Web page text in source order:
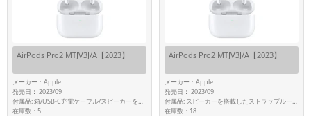
AirPods Pro2 MTJV3J/A【2023】
メーカー：Apple
発売日： 2023/09
付属品: 箱/USB-C充電ケーブル/スピーカーを搭載したストラップループ付きMagSafe充電ケース(USB-C)/シリコーン製イヤーチップ(XS/S/M/L)/マニュアル
在庫数：5
AirPods Pro2 MTJV3J/A【2023】
メーカー：Apple
発売日： 2023/09
付属品: スピーカーを搭載したストラップループ付きMagSafe充電ケース(USB-C)
在庫数：18
月 まで
各項目のチェックボックスは「or検索」となります。
ただし機能別のみ「and検索」となります。